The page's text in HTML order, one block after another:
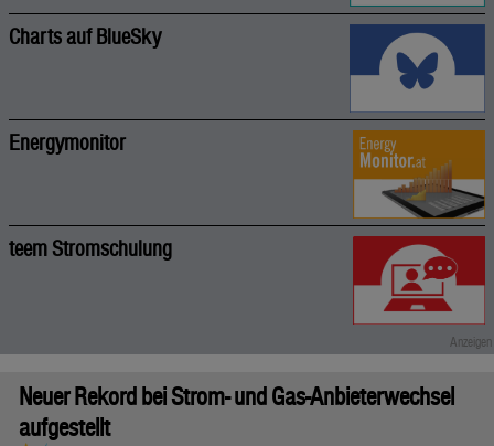
Charts auf BlueSky
Energymonitor
teem Stromschulung
Neuer Rekord bei Strom- und Gas-Anbieterwechsel
aufgestellt